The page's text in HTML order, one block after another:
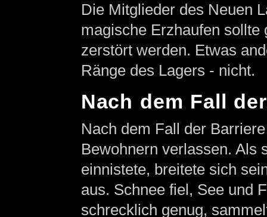
Die Mitglieder des Neuen
magische Erzhaufen
zerstört werden. Etwas
Ränge des Lagers - nicht.
Nach dem Fall
Nach dem Fall der
Bewohnern verlassen. Als
einnistete, breitete sich
aus. Schnee fiel, See und
schrecklich genug,